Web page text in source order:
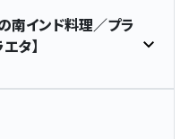
南インド料理／プラ
タ】